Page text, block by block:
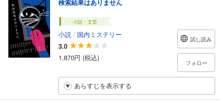
検索結果はありません
小説・文芸
小説 / 国内ミステリー
3.0
1,870円 (税込)
試し読み
フォロー
あらすじを表示する